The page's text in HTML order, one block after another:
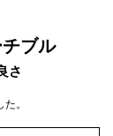
ブル
さ
。